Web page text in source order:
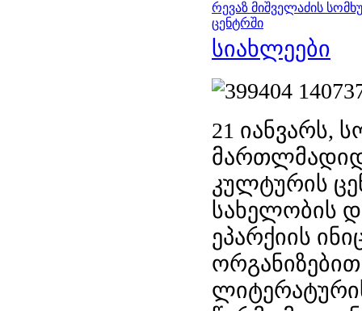
რევაზ მიშველაძის
ცენტრში
სიახლეები
21 იანვარს,
კულტურის
სახელობის
ეპარქიის